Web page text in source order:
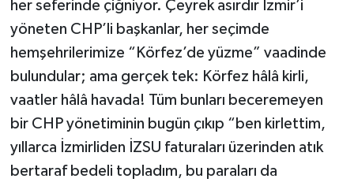
her seferinde çiğniyor. Çeyrek asırdır İzmir’i
yöneten CHP’li başkanlar, her seçimde
hemşehrilerimize “Körfez’de yüzme” vaadinde
bulundular; ama gerçek tek: Körfez hâlâ kirli,
vaatler hâlâ havada! Tüm bunları beceremeyen
bir CHP yönetiminin bugün çıkıp “ben kirlettim,
yıllarca İzmirliden İZSU faturaları üzerinden atık
bertaraf bedeli topladım, bu paraları da